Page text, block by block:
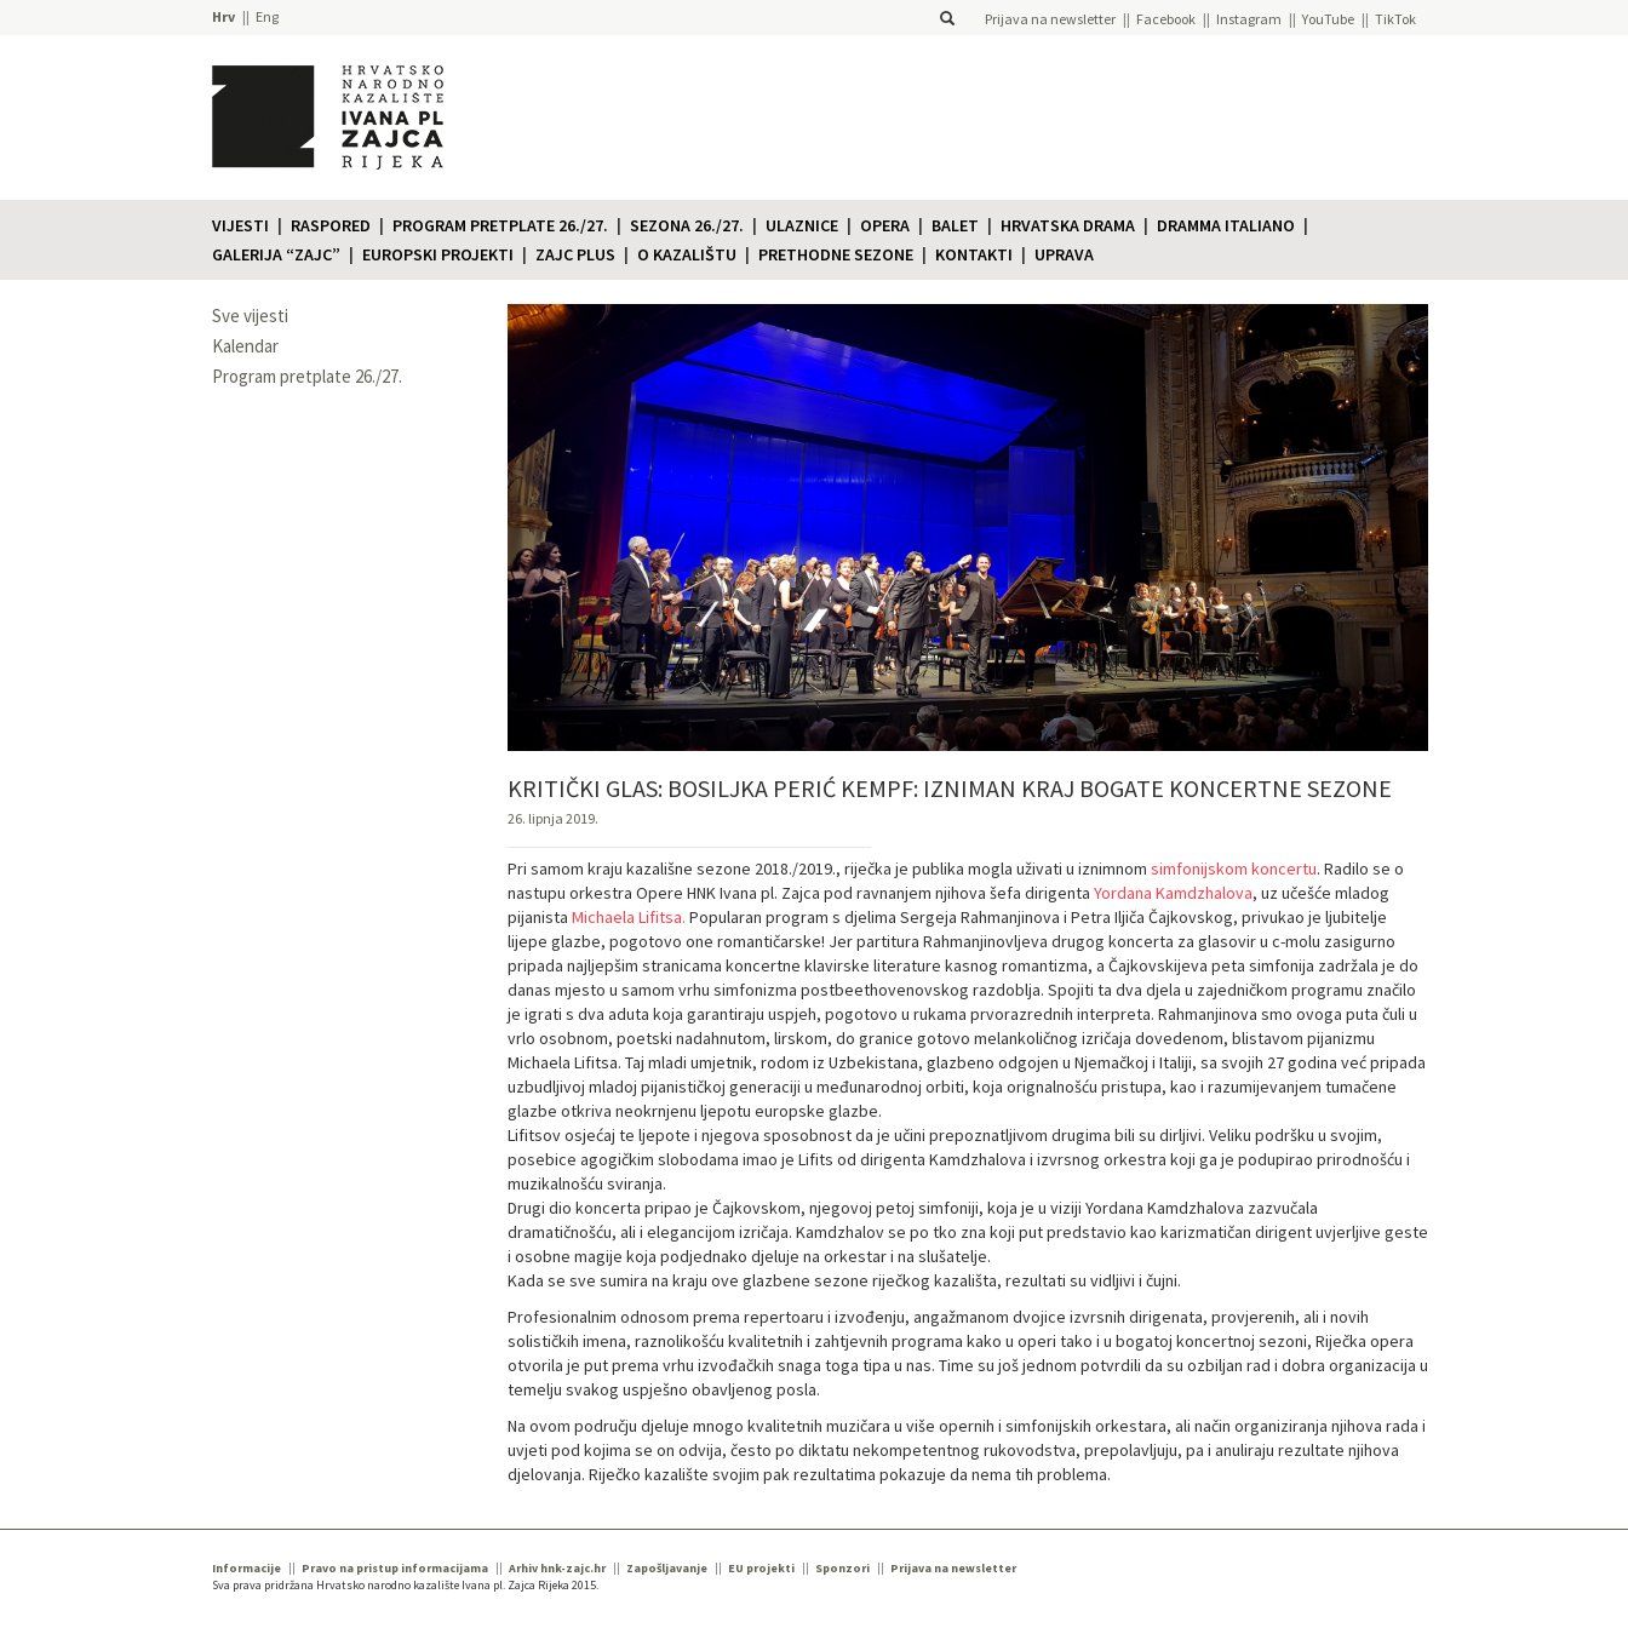
Hrv Eng Prijava na newsletter Facebook Instagram YouTube TikTok
VIJESTI RASPORED PROGRAM PRETPLATE 26./27. SEZONA 26./27. ULAZNICE OPERA BALET HRVATSKA DRAMA
DRAMMA ITALIANO
GALERIJA “ZAJC”
EUROPSKI PROJEKTI ZAJC PLUS O KAZALIŠTU PRETHODNE SEZONE KONTAKTI UPRAVA
Sve vijesti
Kalendar
Program pretplate 26./27.
KRITIČKI GLAS: BOSILJKA PERIĆ KEMPF: IZNIMAN KRAJ BOGATE KONCERTNE SEZONE
26. lipnja 2019.
Pri samom kraju kazališne sezone 2018./2019., riječka je publika mogla uživati u iznimnom simfonijskom koncertu. Radilo se o
nastupu orkestra Opere HNK Ivana pl. Zajca pod ravnanjem njihova šefa dirigenta Yordana Kamdzhalova, uz učešće mladog
pijanista Michaela Lifitsa. Popularan program s djelima Sergeja Rahmanjinova i Petra Iljiča Čajkovskog, privukao je ljubitelje
lijepe glazbe, pogotovo one romantičarske! Jer partitura Rahmanjinovljeva drugog koncerta za glasovir u c-molu zasigurno
pripada najljepšim stranicama koncertne klavirske literature kasnog romantizma, a Čajkovskijeva peta simfonija zadržala je do
danas mjesto u samom vrhu simfonizma postbeethovenovskog razdoblja. Spojiti ta dva djela u zajedničkom programu značilo
je igrati s dva aduta koja garantiraju uspjeh, pogotovo u rukama prvorazrednih interpreta. Rahmanjinova smo ovoga puta čuli u
vrlo osobnom, poetski nadahnutom, lirskom, do granice gotovo melankoličnog izričaja dovedenom, blistavom pijanizmu
Michaela Lifitsa. Taj mladi umjetnik, rodom iz Uzbekistana, glazbeno odgojen u Njemačkoj i Italiji, sa svojih 27 godina već pripada
uzbudljivoj mladoj pijanističkoj generaciji u međunarodnoj orbiti, koja orignalnošću pristupa, kao i razumijevanjem tumačene
glazbe otkriva neokrnjenu ljepotu europske glazbe.
Lifitsov osjećaj te ljepote i njegova sposobnost da je učini prepoznatljivom drugima bili su dirljivi. Veliku podršku u svojim,
posebice agogičkim slobodama imao je Lifits od dirigenta Kamdzhalova i izvrsnog orkestra koji ga je podupirao prirodnošću i
muzikalnošću sviranja.
Drugi dio koncerta pripao je Čajkovskom, njegovoj petoj simfoniji, koja je u viziji Yordana Kamdzhalova zazvučala
dramatičnošću, ali i elegancijom izričaja. Kamdzhalov se po tko zna koji put predstavio kao karizmatičan dirigent uvjerljive geste
i osobne magije koja podjednako djeluje na orkestar i na slušatelje.
Kada se sve sumira na kraju ove glazbene sezone riječkog kazališta, rezultati su vidljivi i čujni.
Profesionalnim odnosom prema repertoaru i izvođenju, angažmanom dvojice izvrsnih dirigenata, provjerenih, ali i novih
solističkih imena, raznolikošću kvalitetnih i zahtjevnih programa kako u operi tako i u bogatoj koncertnoj sezoni, Riječka opera
otvorila je put prema vrhu izvođačkih snaga toga tipa u nas. Time su još jednom potvrdili da su ozbiljan rad i dobra organizacija u
temelju svakog uspješno obavljenog posla.
Na ovom području djeluje mnogo kvalitetnih muzičara u više opernih i simfonijskih orkestara, ali način organiziranja njihova rada i
uvjeti pod kojima se on odvija, često po diktatu nekompetentnog rukovodstva, prepolavljuju, pa i anuliraju rezultate njihova
djelovanja. Riječko kazalište svojim pak rezultatima pokazuje da nema tih problema.
Informacije Pravo na pristup informacijama Arhiv hnk-zajc.hr Zapošljavanje EU projekti Sponzori
Prijava na newsletter
Sva prava pridržana Hrvatsko narodno kazalište Ivana pl. Zajca Rijeka 2015.